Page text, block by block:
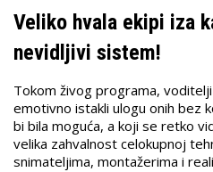
Veliko hvala ekipi iza
nevidljivi sistem!
Tokom živog programa,
emotivno istakli ulogu onih bez
bi bila moguća, a koji se retko
velika zahvalnost celokupnoj
snimateljima, montažerima i